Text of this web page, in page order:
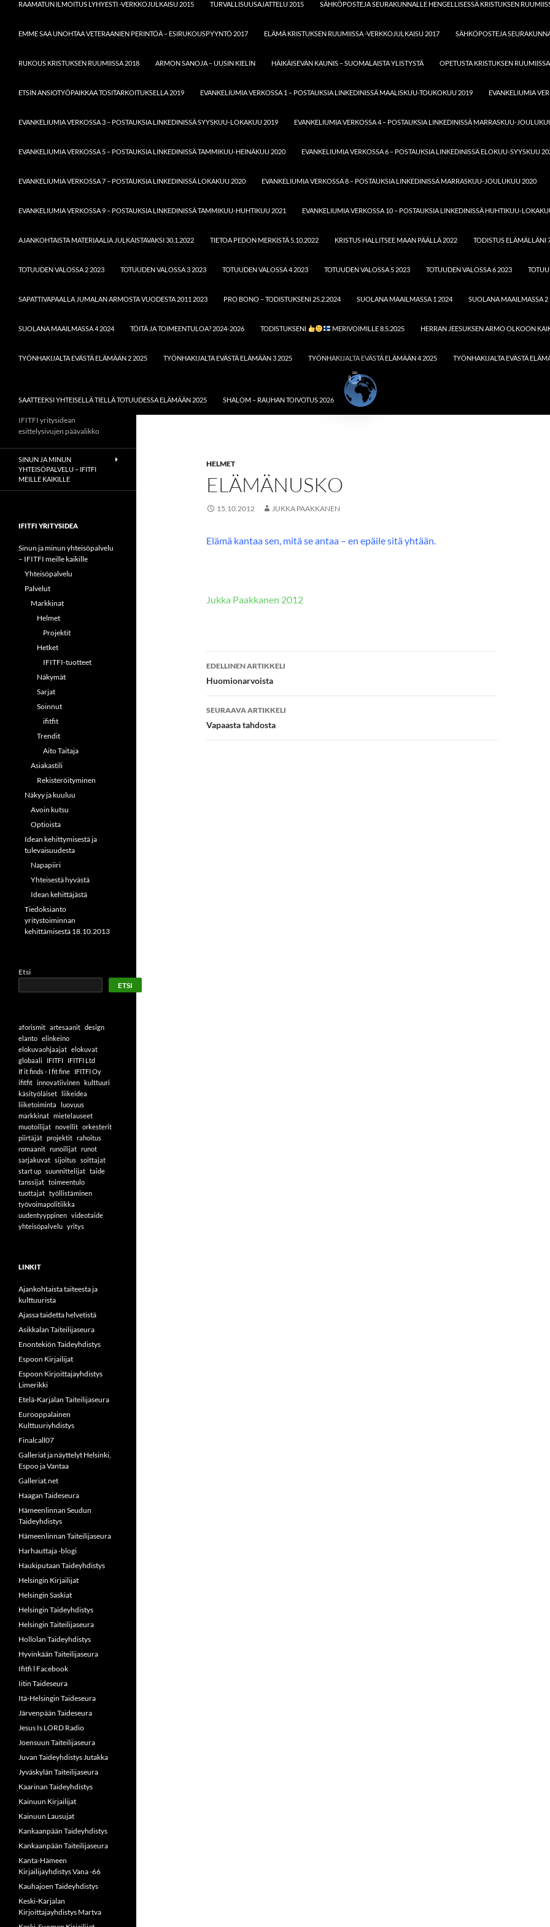
RAAMATUN ILMOITUS LYHYESTI -VERKKOJULKAISU 2015 TURVALLISUUSAJATTELU 2015 SÄHKÖPOSTEJA SEURAKUNNALLE HENGELLISESSÄ KRISTUKSEN
EMME SAA UNOHTAA VETERAANIEN PERINTÖÄ – ESIRUKOUSPYYNTÖ 2017 ELÄMÄ KRISTUKSEN RUUMIISSA -VERKKOJULKAISU 2017 SÄHKÖPOSTEJA
RUKOUS KRISTUKSEN RUUMIISSA 2018 ARMON SANOJA – UUSIN KIELIN HÄIKÄISEVÄN KAUNIS – SUOMALAISTA YLISTYSTÄ OPETUSTA KRISTUKSEN
ETSIN ANSIOTYÖPAIKKAA TOSITARKOITUKSELLA 2019 EVANKELIUMIA VERKOSSA 1 – POSTAUKSIA LINKEDINISSÄ MAALISKUU-TOUKOKUU 2019 EVANKELIUMIA
EVANKELIUMIA VERKOSSA 3 – POSTAUKSIA LINKEDINISSÄ SYYSKUU-LOKAKUU 2019 EVANKELIUMIA VERKOSSA 4 – POSTAUKSIA LINKEDINISSÄ MARRASKUU-
EVANKELIUMIA VERKOSSA 5 – POSTAUKSIA LINKEDINISSÄ TAMMIKUU-HEINÄKUU 2020 EVANKELIUMIA VERKOSSA 6 – POSTAUKSIA LINKEDINISSÄ ELOKUU-SYYSKUU
EVANKELIUMIA VERKOSSA 7 – POSTAUKSIA LINKEDINISSÄ LOKAKUU 2020 EVANKELIUMIA VERKOSSA 8 – POSTAUKSIA LINKEDINISSÄ MARRASKUU-JOULUKUU 2020
EVANKELIUMIA VERKOSSA 9 – POSTAUKSIA LINKEDINISSÄ TAMMIKUU-HUHTIKUU 2021 EVANKELIUMIA VERKOSSA 10 – POSTAUKSIA LINKEDINISSÄ HUHTIKUU-
AJANKOHTAISTA MATERIAALIA JULKAISTAVAKSI 30.1.2022 TIETOA PEDON MERKISTÄ 5.10.2022 KRISTUS HALLITSEE MAAN PÄÄLLÄ 2022 TODISTUS ELÄMÄLLÄNI
TOTUUDEN VALOSSA 2 2023 TOTUUDEN VALOSSA 3 2023 TOTUUDEN VALOSSA 4 2023 TOTUUDEN VALOSSA 5 2023 TOTUUDEN VALOSSA 6 2023
SAPATTIVAPAALLA JUMALAN ARMOSTA VUODESTA 2011 2023 PRO BONO – TODISTUKSENI 25.2.2024 SUOLANA MAAILMASSA 1 2024 SUOLANA MAAILMASSA 2
SUOLANA MAAILMASSA 4 2024 TÖITÄ JA TOIMEENTULOA? 2024-2026 TODISTUKSENI MERIVOIMILLE 8.5.2025 HERRAN JEESUKSEN ARMO OLKOON
TYÖNHAKIJALTA EVÄSTÄ ELÄMÄÄN 2 2025 TYÖNHAKIJALTA EVÄSTÄ ELÄMÄÄN 3 2025 TYÖNHAKIJALTA EVÄSTÄ ELÄMÄÄN 4 2025 TYÖNHAKIJALTA EVÄSTÄ
SAATTEEKSI YHTEISELLÄ TIELLÄ TOTUUDESSA ELÄMÄÄN 2025 SHALOM – RAUHAN TOIVOTUS 2026
HELMET
ELÄMÄNUSKO
15.10.2012 JUKKA PAAKKANEN
Elämä kantaa sen, mitä se antaa – en epäile sitä yhtään.
Jukka Paakkanen 2012
Artikkelien
selaus
EDELLINEN ARTIKKELI
Huomionarvoista
SEURAAVA ARTIKKELI
Vapaasta tahdosta
IFITFI yritysidean
esittelysivujen päävalikko
SINUN JA MINUN
YHTEISÖPALVELU – IFITFI
MEILLE KAIKILLE
IFITFI YRITYSIDEA
Sinun ja minun yhteisöpalvelu
– IFITFI meille kaikille
Yhteisöpalvelu
Palvelut
Markkinat
Helmet
Projektit
Hetket
IFITFI-tuotteet
Näkymät
Sarjat
Soinnut
ifitfit
Trendit
Aito Taitaja
Asiakastili
Rekisteröityminen
Näkyy ja kuuluu
Avoin kutsu
Optioista
Idean kehittymisestä ja
tulevaisuudesta
Napapiiri
Yhteisestä hyvästä
Idean kehittäjästä
Tiedoksianto
yritystoiminnan
kehittämisestä 18.10.2013
Etsi
ETSI
aforismit artesaanit design
elanto elinkeino
elokuvaohjaajat elokuvat
globaali
IFITFI
IFITFI Ltd
If it finds - I fit fine
IFITFI Oy
ifitfit innovatiivinen kulttuuri
käsityöläiset liikeidea
liiketoiminta
luovuus
markkinat mietelauseet
muotoilijat novellit orkesterit
piirtäjät projektit rahoitus
romaanit runoilijat runot
sarjakuvat sijoitus soittajat
start up suunnittelijat taide
tanssijat toimeentulo
tuottajat työllistäminen
työvoimapolitiikka
uudentyyppinen videotaide
yhteisöpalvelu yritys
LINKIT
Ajankohtaista taiteesta ja
kulttuurista
Ajassa taidetta helvetistä
Asikkalan Taiteilijaseura
Enontekiön Taideyhdistys
Espoon Kirjailijat
Espoon Kirjoittajayhdistys
Limerikki
Etelä-Karjalan Taiteilijaseura
Eurooppalainen
Kulttuuriyhdistys
Finalcall07
Galleriat ja näyttelyt Helsinki,
Espoo ja Vantaa
Galleriat.net
Haagan Taideseura
Hämeenlinnan Seudun
Taideyhdistys
Hämeenlinnan Taiteilijaseura
Harhauttaja -blogi
Haukiputaan Taideyhdistys
Helsingin Kirjailijat
Helsingin Saskiat
Helsingin Taideyhdistys
Helsingin Taiteilijaseura
Hollolan Taideyhdistys
Hyvinkään Taiteilijaseura
Ifitfi l Facebook
Iitin Taideseura
Itä-Helsingin Taideseura
Järvenpään Taideseura
Jesus Is LORD Radio
Joensuun Taiteilijaseura
Juvan Taideyhdistys Jutakka
Jyväskylän Taiteilijaseura
Kaarinan Taideyhdistys
Kainuun Kirjailijat
Kainuun Lausujat
Kankaanpään Taideyhdistys
Kankaanpään Taiteilijaseura
Kanta-Hämeen
Kirjailijayhdistys Vana -66
Kauhajoen Taideyhdistys
Keski-Karjalan
Kirjoittajayhdistys Martva